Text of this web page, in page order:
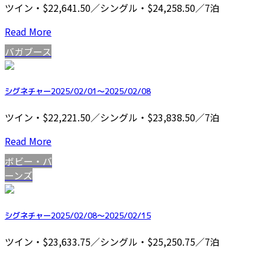
ツイン・$22,641.50／シングル・$24,258.50／7泊
Read More
バガブース
シグネチャー2025/02/01～2025/02/08
ツイン・$22,221.50／シングル・$23,838.50／7泊
Read More
ボビー・バ
ーンズ
シグネチャー2025/02/08～2025/02/15
ツイン・$23,633.75／シングル・$25,250.75／7泊